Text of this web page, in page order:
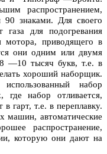
распространением,
знаками. Для своего
для подогревания
мотора, приводящего в
они одним или двумя
—10 тысяч букв, т.е. в
хороший наборщик.
набор
где набор отливается,
гарт, т.е. в переплавку.
машин, автоматические
распространение,
которую они дают на